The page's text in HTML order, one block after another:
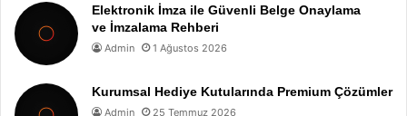
Elektronik İmza ile Güvenli Belge Onaylama
ve İmzalama Rehberi
Admin 1 Ağustos 2026
Kurumsal Hediye Kutularında Premium Çözümler
Admin 25 Temmuz 2026